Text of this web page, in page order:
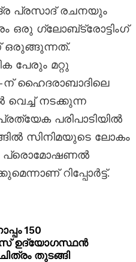
പ്രസാദ് രചനയും
ഒരു ഗ്ലോബ്ട്രോട്ടിംഗ്
ഒരുങ്ങുന്നത്.
പേരും മറ്റു
ന് ഹൈദരാബാദിലെ
വെച്ച് നടക്കുന്ന
പരിപാടിയിൽ
സിനിമയുടെ ലോകം
പ്രൊമോഷണൽ
റിപ്പോർട്ട്.
150
ഉദ്യോഗസ്ഥൻ
തുടങ്ങി